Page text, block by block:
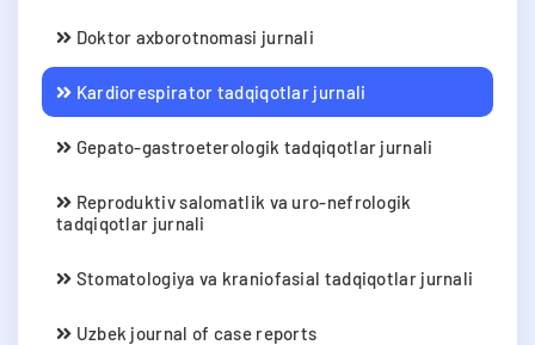
Doktor axborotnomasi jurnali
Kardiorespirator tadqiqotlar jurnali
Gepato-gastroeterologik tadqiqotlar jurnali
Reproduktiv salomatlik va uro-nefrologik
tadqiqotlar jurnali
Stomatologiya va kraniofasial tadqiqotlar jurnali
Uzbek journal of case reports